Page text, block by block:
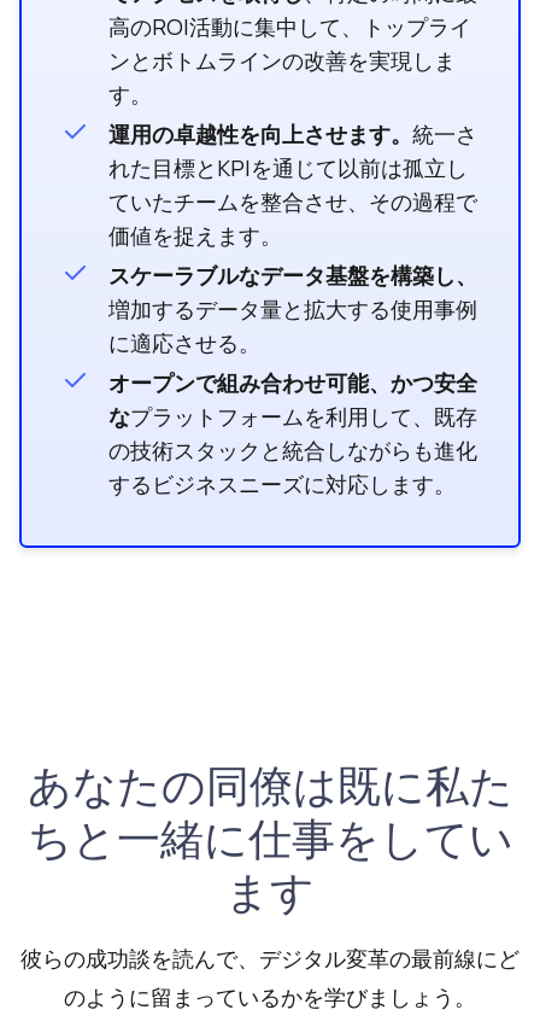
高のROI活動に集中して、トップライ
ンとボトムラインの改善を実現しま
す。
運用の卓越性を向上させます。 統一さ
れた目標とKPIを通じて以前は孤立し
ていたチームを整合させ、その過程で
価値を捉えます。
スケーラブルなデータ基盤を構築し、
増加するデータ量と拡大する使用事例
に適応させる。
オープンで組み合わせ可能、かつ安全
なプラットフォームを利用して、既存
の技術スタックと統合しながらも進化
するビジネスニーズに対応します。
あなたの同僚は既に私た
ちと一緒に仕事をしてい
ます
彼らの成功談を読んで、デジタル変革の最前線にど
のように留まっているかを学びましょう。